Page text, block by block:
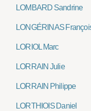
LOMBARD Sandrine
LONGÉRINAS
LORIOL Marc
LORRAIN Julie
LORRAIN Philippe
LORTHIOIS Daniel